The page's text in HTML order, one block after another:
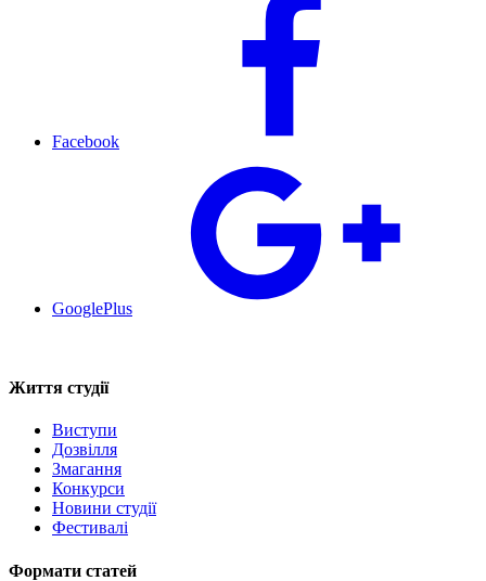
Facebook
GooglePlus
Життя студії
Виступи
Дозвілля
Змагання
Конкурси
Новини студії
Фестивалі
Формати статей